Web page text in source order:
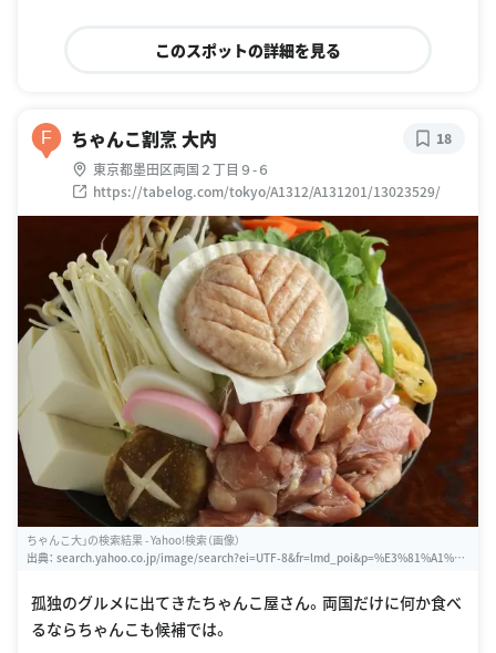
このスポットの詳細を見る
F ちゃんこ割烹 大内
東京都墨田区両国２丁目９-６
https://tabelog.com/tokyo/A1312/A131201/13023529/
18
ちゃんこ大」の検索結果 - Yahoo!検索（画像）
出典： search.yahoo.co.jp/image/search?ei=UTF-8&fr=lmd_poi&p=%E3%81%A1%E
孤独のグルメに出てきたちゃんこ屋さん。両国だけに何か食べ
るならちゃんこも候補では。